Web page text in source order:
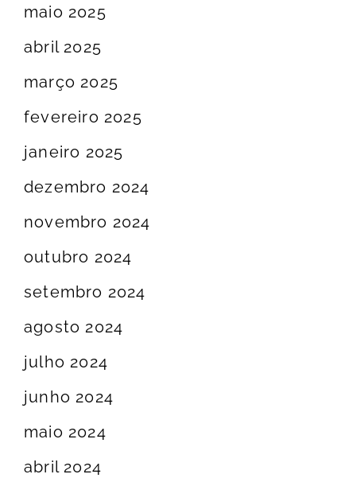
maio 2025
abril 2025
março 2025
fevereiro 2025
janeiro 2025
dezembro 2024
novembro 2024
outubro 2024
setembro 2024
agosto 2024
julho 2024
junho 2024
maio 2024
abril 2024